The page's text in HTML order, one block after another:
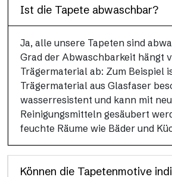
Ist die Tapete abwaschbar?
Ja, alle unsere Tapeten sind
Grad der Abwaschbarkeit hängt
Trägermaterial ab: Zum Beispiel
Trägermaterial aus Glasfaser
wasserresistent und kann mit
Reinigungsmitteln gesäubert
feuchte Räume wie Bäder und
Können die Tapetenmotive